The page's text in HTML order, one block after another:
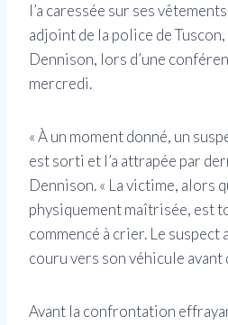
l’a caressée sur ses
adjoint de la police de
Dennison, lors d’une
mercredi.
« À un moment donné, un
est sorti et l’a attrapée par
Dennison. « La victime, alors
physiquement maîtrisée, est
commencé à crier. Le suspect
couru vers son véhicule avant
Avant la confrontation